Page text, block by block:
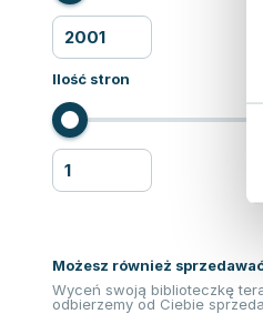
Ilość stron
Możesz również
Wyceń swoją biblioteczkę
odbierzemy od Ciebie